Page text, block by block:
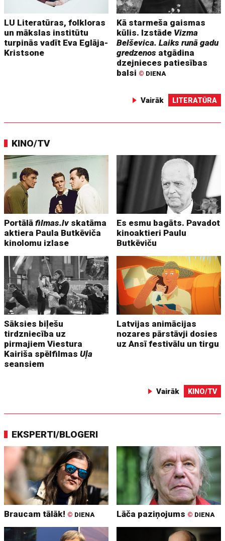
LU Literatūras, folkloras
un mākslas institūtu
turpinās vadīt Eva Eglāja-
Kristsone
Kā starmeša gaismas
kūlis. Izstāde Vizma
Belševica. Laiks runā gadu
gredzenos atgādina
dzejnieces patiesības
balsi © DIENA
Vairāk LITERATŪRA
KINO/TV
Portālāfilmas.lv skatāma
aktiera Paula Butkēviča
kinolomu izlase
Es esmu bagāts. Pavadot
kinoaktieri Paulu
Butkēviču
Sāksies biļešu
tirdzniecība uz
pirmajiem Viestura
Kairiša spēlfilmasUļa
seansiem
Latvijas animācijas
nozares pārstāvji dosies
uz Ansī festivālu un tirgu
Vairāk KINO/TV
EKSPERTI/BLOGERI
Braucam tālāk! © DIENA Lāča paziņojums © DIENA